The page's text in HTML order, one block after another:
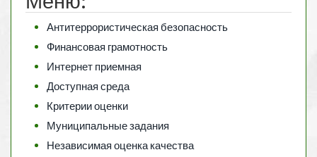
Антитеррористическая безопасность
Финансовая грамотность
Интернет приемная
Доступная среда
Критерии оценки
Муниципальные задания
Независимая оценка качества